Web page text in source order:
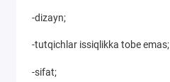
-dizayn;
-tutqichlar issiqlikka tobe emas;
-sifat;